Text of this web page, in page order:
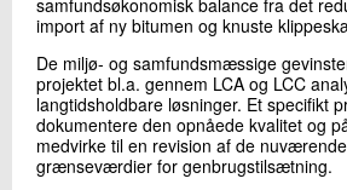
samfundsøkonomisk balance fra det
import af ny bitumen og knuste
De miljø- og samfundsmæssige
projektet bl.a. gennem LCA og LCC
langtidsholdbare løsninger. Et specifikt
dokumentere den opnåede kvalitet og
medvirke til en revision af de
grænseværdier for genbrugstilsætning.